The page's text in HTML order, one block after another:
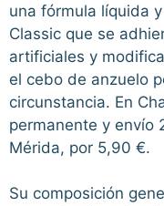
una fórmula líquida
Classic que se
artificiales y
el cebo de anzuelo
circunstancia. En
permanente y envío
Mérida, por 5,90 €.
Su composición